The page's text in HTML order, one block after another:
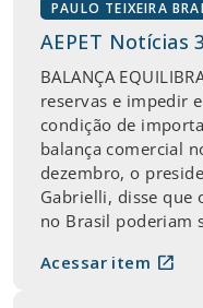
PAULO TEIXEIRA
AEPET Notícias
BALANÇA
reservas e impedir
condição de
balança comercial
dezembro, o
Gabrielli, disse que
no Brasil poderiam
Acessar item open_in_new